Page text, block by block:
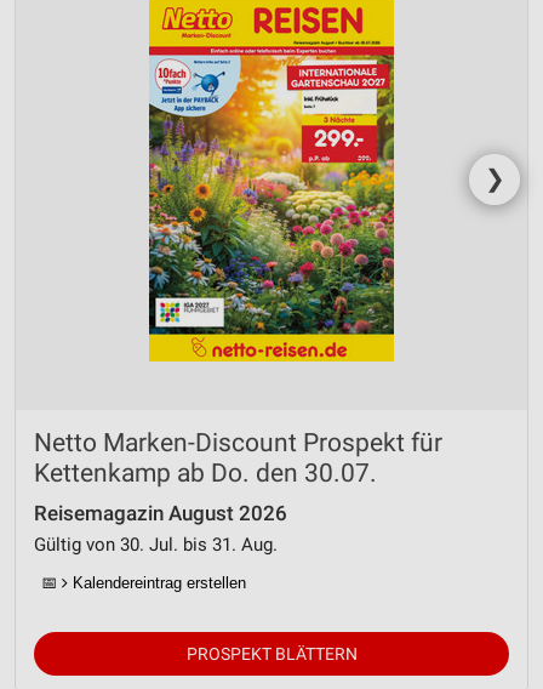
❯
Netto Marken-Discount Prospekt für
Kettenkamp ab Do. den 30.07.
Reisemagazin August 2026
Gültig von 30. Jul. bis 31. Aug.
📅 Kalendereintrag erstellen
PROSPEKT BLÄTTERN